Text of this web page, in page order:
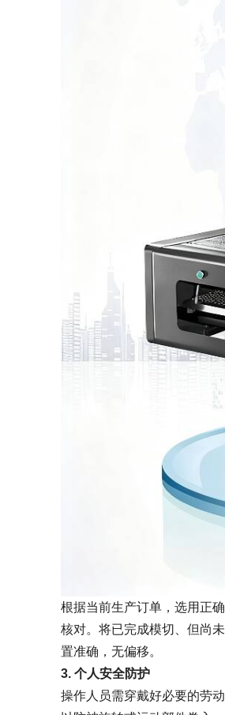
根据当前生产订单，选用正
核对。将已完成模切、但尚
置准确，无偏移。
3. 个人安全防护
操作人员需穿戴好必要的劳